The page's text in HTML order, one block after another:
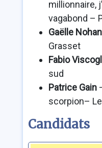
millionnaire,
vagabond –
Gaëlle
Grasset
Fabio
sud
Patrice Gain
scorpion–
Candidats